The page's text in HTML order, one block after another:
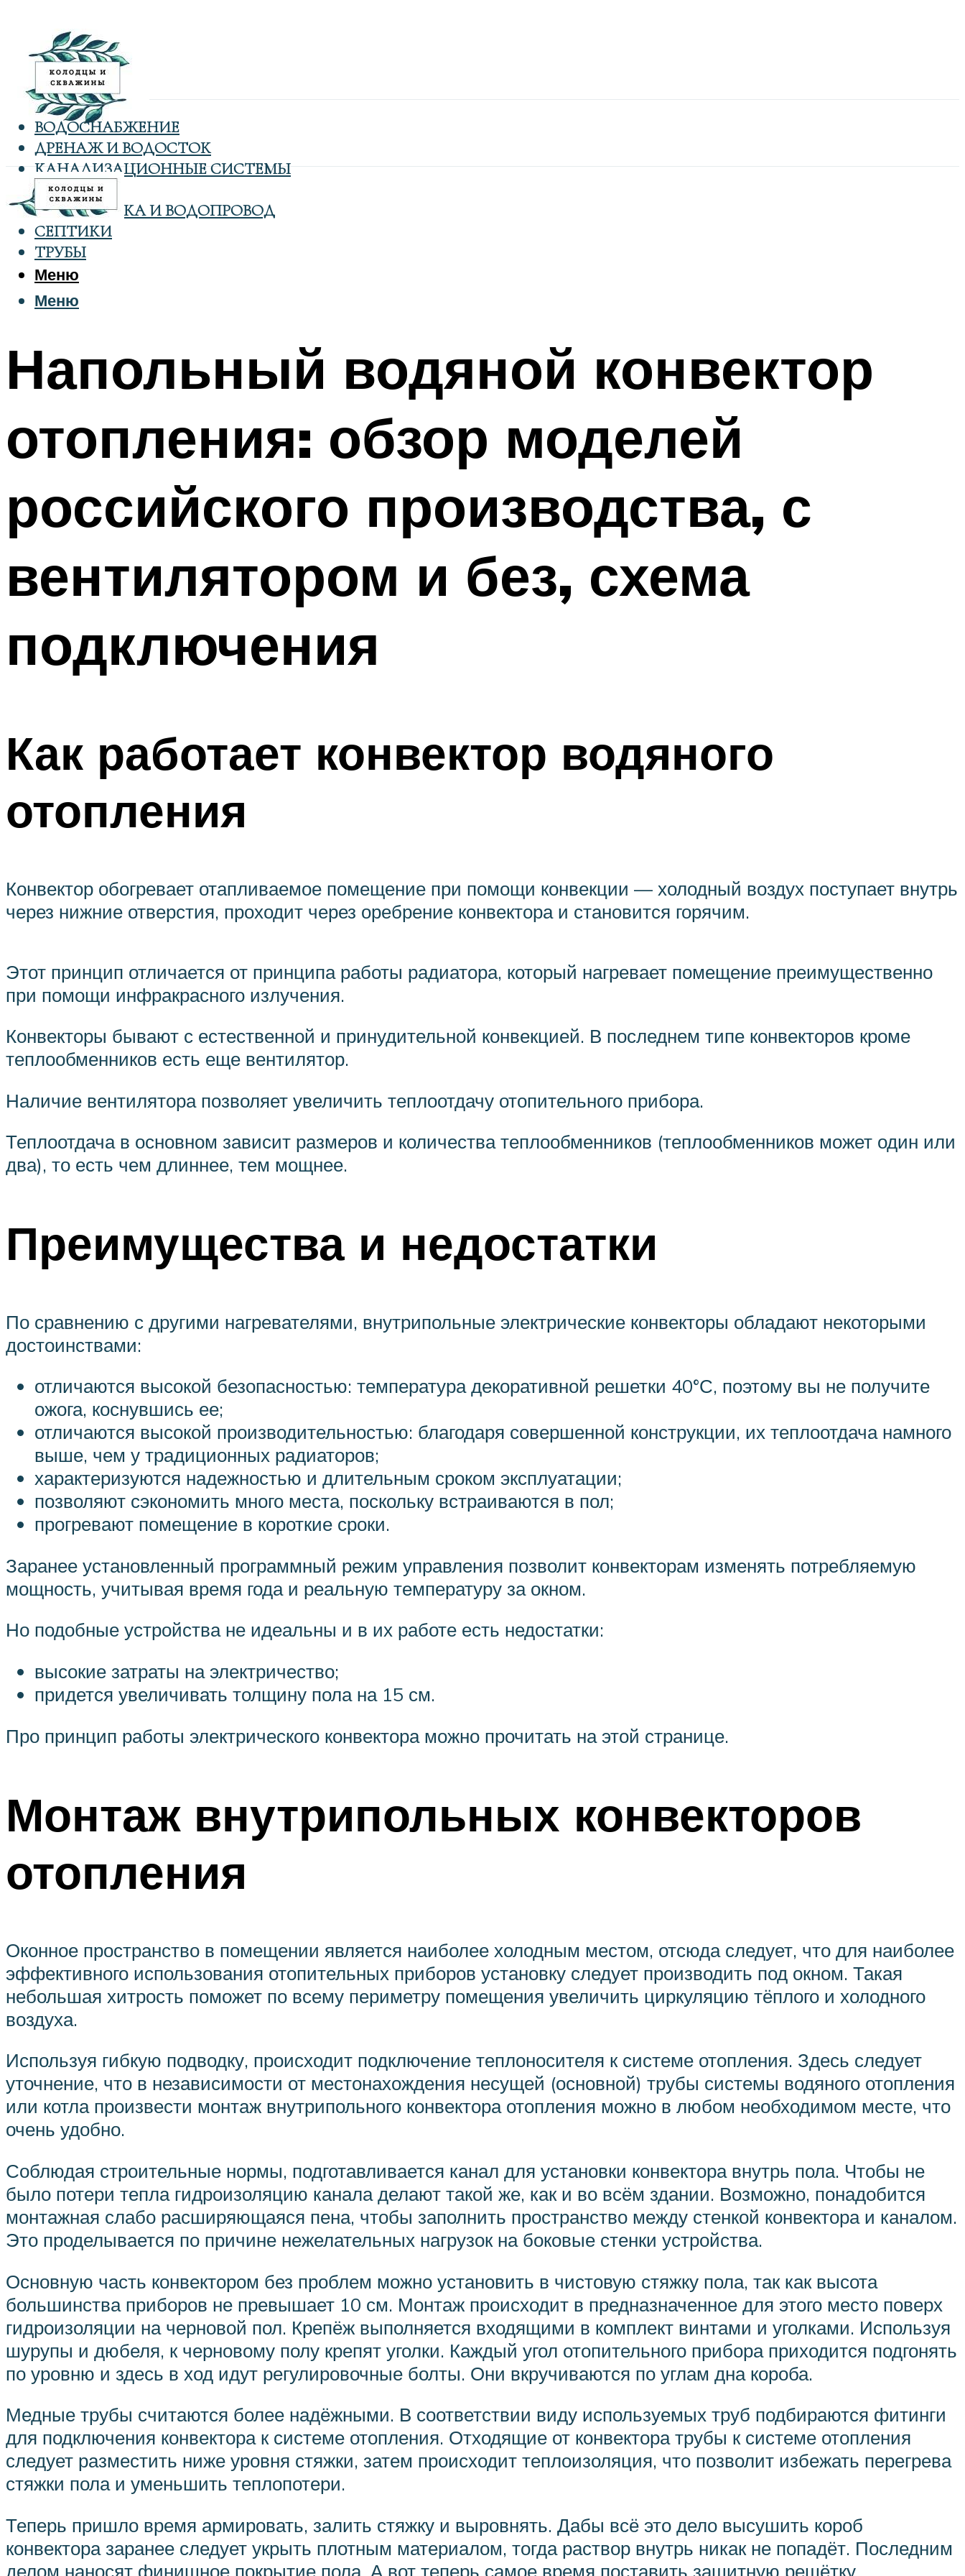
ВОДОСНАБЖЕНИЕ
ДРЕНАЖ И ВОДОСТОК
КАНАЛИЗАЦИОННЫЕ СИСТЕМЫ
КОЛОДЦЫ
САНТЕХНИКА И ВОДОПРОВОД
СЕПТИКИ
ТРУБЫ
Меню
Меню
Напольный водяной конвектор
отопления: обзор моделей
российского производства, с
вентилятором и без, схема
подключения
Как работает конвектор водяного
отопления
Конвектор обогревает отапливаемое помещение при помощи конвекции — холодный воздух поступает внутрь
через нижние отверстия, проходит через оребрение конвектора и становится горячим.
Этот принцип отличается от принципа работы радиатора, который нагревает помещение преимущественно
при помощи инфракрасного излучения.
Конвекторы бывают с естественной и принудительной конвекцией. В последнем типе конвекторов кроме
теплообменников есть еще вентилятор.
Наличие вентилятора позволяет увеличить теплоотдачу отопительного прибора.
Теплоотдача в основном зависит размеров и количества теплообменников (теплообменников может один или
два), то есть чем длиннее, тем мощнее.
Преимущества и недостатки
По сравнению с другими нагревателями, внутрипольные электрические конвекторы обладают некоторыми
достоинствами:
отличаются высокой безопасностью: температура декоративной решетки 40°С, поэтому вы не получите
ожога, коснувшись ее;
отличаются высокой производительностью: благодаря совершенной конструкции, их теплоотдача намного
выше, чем у традиционных радиаторов;
характеризуются надежностью и длительным сроком эксплуатации;
позволяют сэкономить много места, поскольку встраиваются в пол;
прогревают помещение в короткие сроки.
Заранее установленный программный режим управления позволит конвекторам изменять потребляемую
мощность, учитывая время года и реальную температуру за окном.
Но подобные устройства не идеальны и в их работе есть недостатки:
высокие затраты на электричество;
придется увеличивать толщину пола на 15 см.
Про принцип работы электрического конвектора можно прочитать на этой странице.
Монтаж внутрипольных конвекторов
отопления
Оконное пространство в помещении является наиболее холодным местом, отсюда следует, что для наиболее
эффективного использования отопительных приборов установку следует производить под окном. Такая
небольшая хитрость поможет по всему периметру помещения увеличить циркуляцию тёплого и холодного
воздуха.
Используя гибкую подводку, происходит подключение теплоносителя к системе отопления. Здесь следует
уточнение, что в независимости от местонахождения несущей (основной) трубы системы водяного отопления
или котла произвести монтаж внутрипольного конвектора отопления можно в любом необходимом месте, что
очень удобно.
Соблюдая строительные нормы, подготавливается канал для установки конвектора внутрь пола. Чтобы не
было потери тепла гидроизоляцию канала делают такой же, как и во всём здании. Возможно, понадобится
монтажная слабо расширяющаяся пена, чтобы заполнить пространство между стенкой конвектора и каналом.
Это проделывается по причине нежелательных нагрузок на боковые стенки устройства.
Основную часть конвектором без проблем можно установить в чистовую стяжку пола, так как высота
большинства приборов не превышает 10 см. Монтаж происходит в предназначенное для этого место поверх
гидроизоляции на черновой пол. Крепёж выполняется входящими в комплект винтами и уголками. Используя
шурупы и дюбеля, к черновому полу крепят уголки. Каждый угол отопительного прибора приходится подгонять
по уровню и здесь в ход идут регулировочные болты. Они вкручиваются по углам дна короба.
Медные трубы считаются более надёжными. В соответствии виду используемых труб подбираются фитинги
для подключения конвектора к системе отопления. Отходящие от конвектора трубы к системе отопления
следует разместить ниже уровня стяжки, затем происходит теплоизоляция, что позволит избежать перегрева
стяжки пола и уменьшить теплопотери.
Теперь пришло время армировать, залить стяжку и выровнять. Дабы всё это дело высушить короб
конвектора заранее следует укрыть плотным материалом, тогда раствор внутрь никак не попадёт. Последним
делом наносят финишное покрытие пола. А вот теперь самое время поставить защитную решётку.